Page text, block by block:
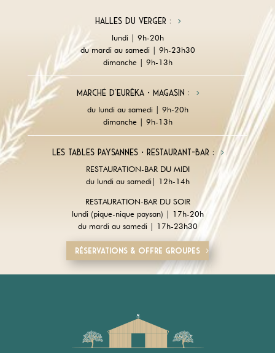
Halles du Verger :
lundi | 9h-20h
du mardi au samedi | 9h-23h30
dimanche | 9h-13h
Marché d'Eurêka • magasin :
du lundi au samedi | 9h-20h
dimanche | 9h-13h
Les tables paysannes • restaurant-Bar :
RESTAURATION-BAR DU MIDI
du lundi au samedi| 12h-14h
RESTAURATION-BAR DU SOIR
lundi (pique-nique paysan) | 17h-20h
du mardi au samedi | 17h-23h30
Réservations & offre groupes